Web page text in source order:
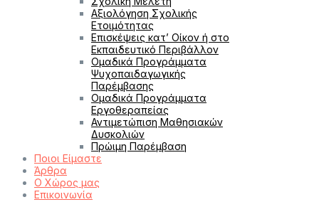
Αξιολόγηση Σχολικής
Ετοιμότητας
Επισκέψεις κατ’ Οίκον ή στο
Εκπαιδευτικό Περιβάλλον
Ομαδικά Προγράμματα
Ψυχοπαιδαγωγικής
Παρέμβασης
Ομαδικά Προγράμματα
Εργοθεραπείας
Αντιμετώπιση Μαθησιακών
Δυσκολιών
Πρώιμη Παρέμβαση
Ποιοι Είμαστε
Άρθρα
Ο Χώρος μας
Επικοινωνία